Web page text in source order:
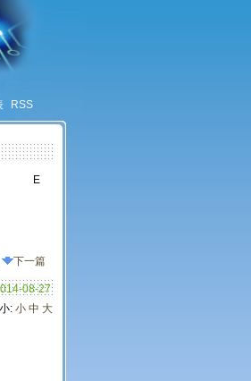
RSS
， E
下一篇
08-27
: 小 中 大